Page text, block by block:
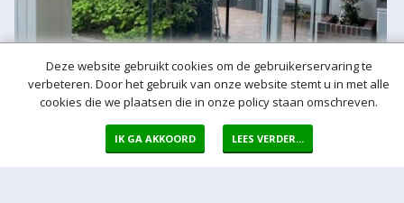
Deze website gebruikt cookies om de gebruikerservaring te
verbeteren. Door het gebruik van onze website stemt u in met alle
cookies die we plaatsen die in onze policy staan omschreven.
IK GA AKKOORD LEES VERDER...